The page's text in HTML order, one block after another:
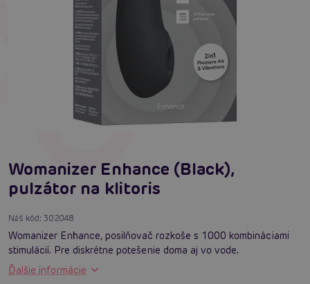
Womanizer Enhance (Black),
pulzátor na klitoris
Náš kód:302048
Womanizer Enhance, posilňovač rozkoše s 1000 kombináciami
stimulácií. Pre diskrétne potešenie doma aj vo vode.
Ďalšie informácie